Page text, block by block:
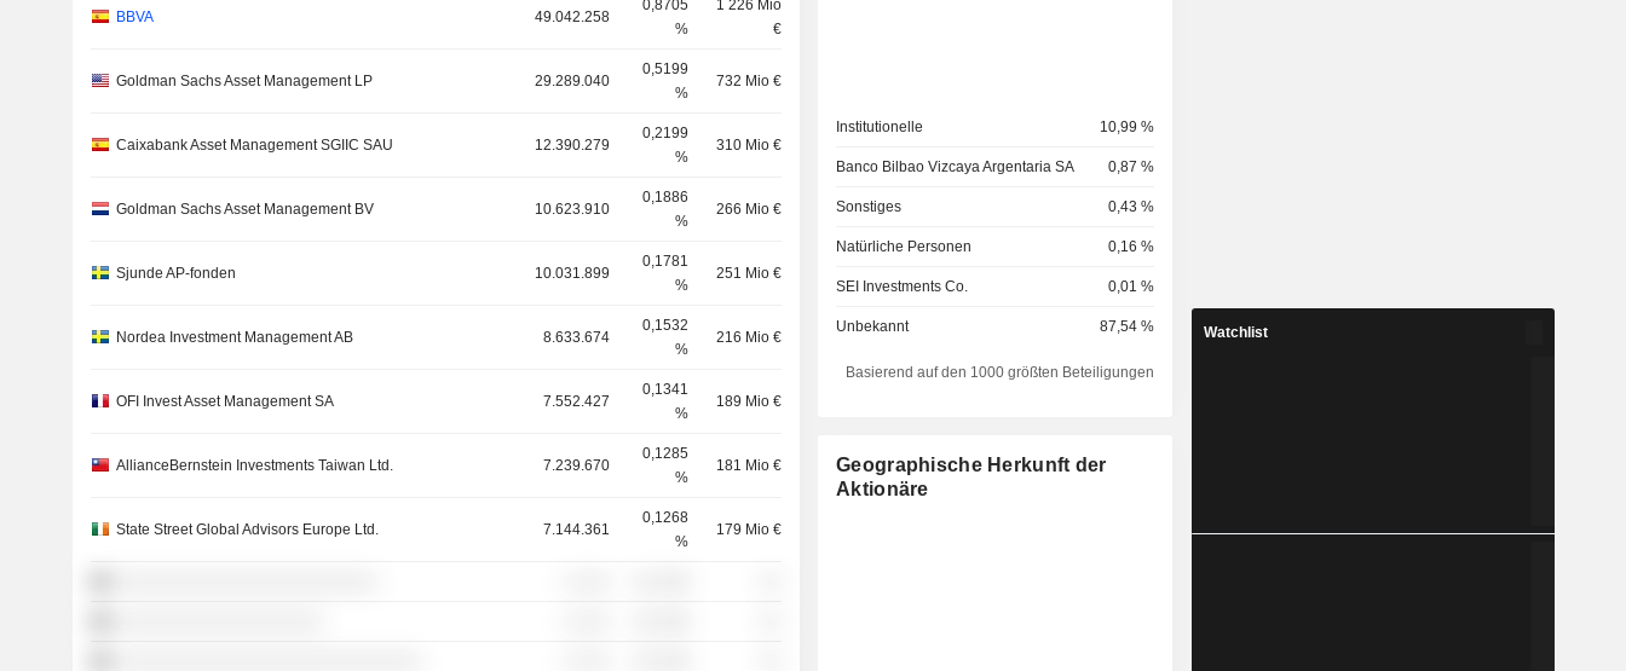
BBVA 49.042.258
0,8705
%
1 226 Mio
€
Goldman Sachs Asset Management LP 29.289.040
0,5199
%
732 Mio €
Caixabank Asset Management SGIIC SAU 12.390.279
0,2199
%
310 Mio €
Goldman Sachs Asset Management BV 10.623.910
0,1886
%
266 Mio €
Sjunde AP-fonden 10.031.899
0,1781
%
251 Mio €
Nordea Investment Management AB 8.633.674
0,1532
%
216 Mio €
OFI Invest Asset Management SA 7.552.427
0,1341
%
189 Mio €
AllianceBernstein Investments Taiwan Ltd. 7.239.670
0,1285
%
181 Mio €
State Street Global Advisors Europe Ltd. 7.144.361
0,1268
%
179 Mio €
Institutionelle 10,99 %
Banco Bilbao Vizcaya Argentaria SA 0,87 %
Sonstiges 0,43 %
Natürliche Personen 0,16 %
SEI Investments Co. 0,01 %
Unbekannt 87,54 %
Basierend auf den 1000 größten Beteiligungen
Geographische Herkunft der
Aktionäre
Watchlist